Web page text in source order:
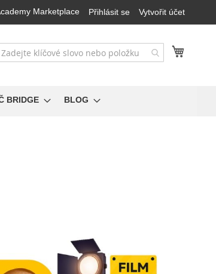
Marketplace Přihlásit se Vytvořit účet
BRIDGE BLOG